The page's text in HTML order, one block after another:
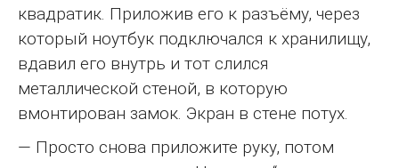
квадратик. Приложив его к разъёму, через
который ноутбук подключался к хранилищу,
вдавил его внутрь и тот слился
металлической стеной, в которую
вмонтирован замок. Экран в стене потух.
— Просто снова приложите руку, потом